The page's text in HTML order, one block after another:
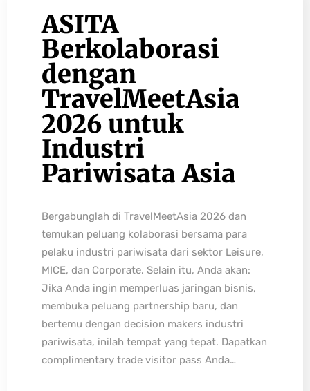
ASITA
Berkolaborasi
dengan
TravelMeetAsia
2026 untuk
Industri
Pariwisata Asia
Bergabunglah di TravelMeetAsia 2026 dan
temukan peluang kolaborasi bersama para
pelaku industri pariwisata dari sektor Leisure,
MICE, dan Corporate. Selain itu, Anda akan:
Jika Anda ingin memperluas jaringan bisnis,
membuka peluang partnership baru, dan
bertemu dengan decision makers industri
pariwisata, inilah tempat yang tepat. Dapatkan
complimentary trade visitor pass Anda…